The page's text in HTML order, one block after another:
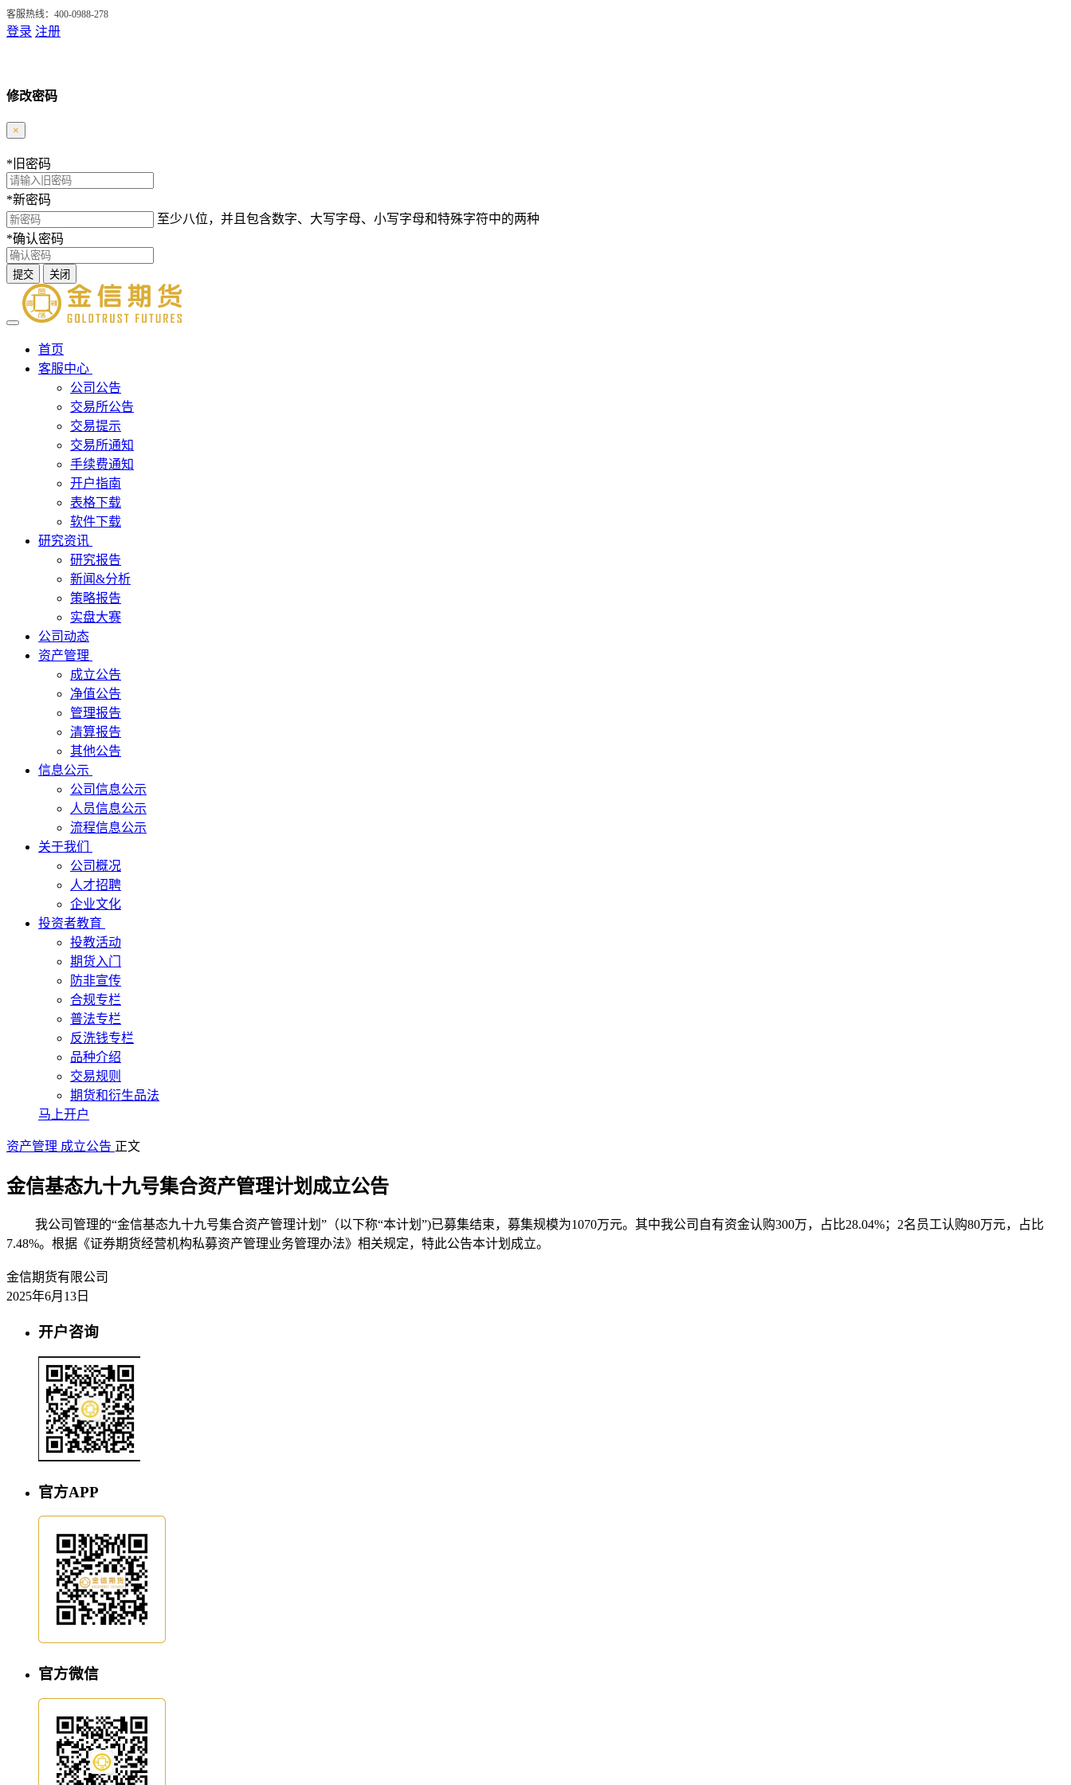
客服热线：400-0988-278
登录 注册
修改密码
×
* 旧密码
*新密码
至少八位，并且包含数字、大写字母、小写字母和特殊字符中的两种
*确认密码
提交 关闭
首页
客服中心
公司公告
交易所公告
交易提示
交易所通知
手续费通知
开户指南
表格下载
软件下载
研究资讯
研究报告
新闻&分析
策略报告
实盘大赛
公司动态
资产管理
成立公告
净值公告
管理报告
清算报告
其他公告
信息公示
公司信息公示
人员信息公示
流程信息公示
关于我们
公司概况
人才招聘
企业文化
投资者教育
投教活动
期货入门
防非宣传
合规专栏
普法专栏
反洗钱专栏
品种介绍
交易规则
期货和衍生品法
马上开户
资产管理 成立公告 正文
金信基态九十九号集合资产管理计划成立公告
我公司管理的“金信基态九十九号集合资产管理计划”（以下称“本计划”)已募集结束，募集规模为1070万元。其中我公司自有资金认购300万，占比28.04%；2名员工认购80万元，占比
7.48%。根据《证券期货经营机构私募资产管理业务管理办法》相关规定，特此公告本计划成立。
金信期货有限公司
2025年6月13日
开户咨询
官方APP
官方微信